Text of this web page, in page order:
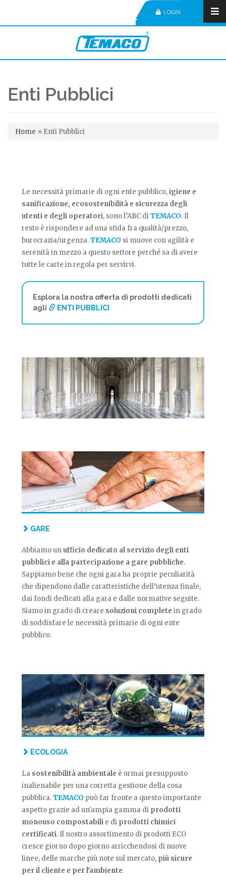
LOGIN
Enti Pubblici
Tu sei qui
Home » Enti Pubblici
Le necessità primarie di ogni ente pubblico,igiene e
sanificazione, ecosostenibilità e sicurezza degli
utenti e degli operatori, sono l’ABC diTEMACO. Il
resto è rispondere ad una sfida fra qualità/prezzo,
burocrazia/urgenza.TEMACO si muove con agilità e
serenità in mezzo a questo settore perché sa di avere
tutte le carte in regola per servirvi.
Esplora la nostra offerta di prodotti dedicati
agli
ENTI PUBBLICI
GARE
Abbiamo unufficio dedicato al servizio degli enti
pubblici e alla partecipazione a gare pubbliche.
Sappiamo bene che ogni gara ha proprie peculiarità
che dipendono dalle caratteristiche dell’utenza finale,
dai fondi dedicati alla gara e dalle normative seguite.
Siamo in grado di creare soluzioni complete in grado
di soddisfare le necessità primarie di ogni ente
pubblico.
ECOLOGIA
La sostenibilità ambientale è ormai presupposto
inalienabile per una corretta gestione della cosa
pubblica.TEMACO può far fronte a questo importante
aspetto grazie ad un'ampia gamma di prodotti
monouso compostabili e di prodotti chimici
certificati. Il nostro assortimento di prodotti ECO
cresce giorno dopo giorno arricchendosi di nuove
linee, delle marche più note sul mercato, più sicure
per il cliente e per l'ambiente.